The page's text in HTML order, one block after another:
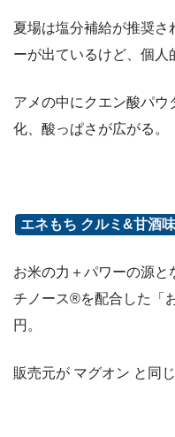
夏場は塩分補給が推奨さ
ーが出ているけど、個人
アメの中にクエン酸パ
化、酸っぱさが広がる。
エネもち クルミ&甘酒味
お米の力＋パワーの源と
チノース®を配合した「
円。
販売元が マグオン と同じ